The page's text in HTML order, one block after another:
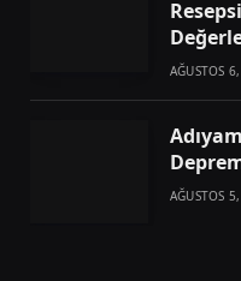
AĞUSTOS
AĞUSTOS